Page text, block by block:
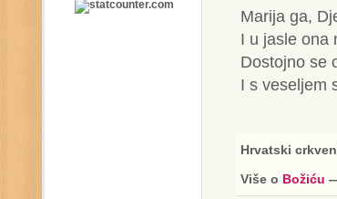
Marija ga,
I u jasle ona
Dostojno se
I s veseljem
Hrvatski
Više o Božiću